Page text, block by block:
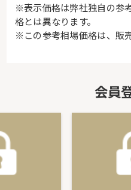
※表示価格は弊社独自の参
格とは異なります。
※この参考相場価格は、販
会員